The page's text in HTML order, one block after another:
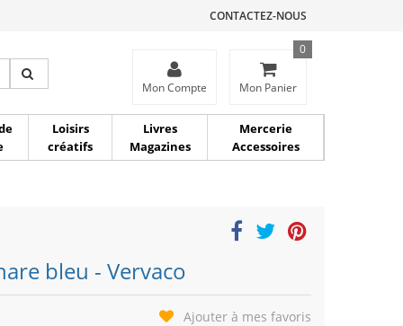
CONTACTEZ-NOUS
Mon Compte Mon Panier
0
Loisirs
créatifs
Livres
Magazines
Mercerie
Accessoires
bleu - Vervaco
Ajouter à mes favoris